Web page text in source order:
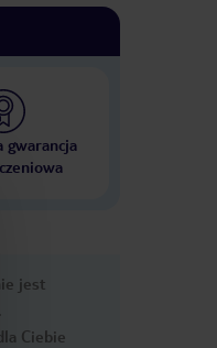
gwarancja
jest
Ciebie